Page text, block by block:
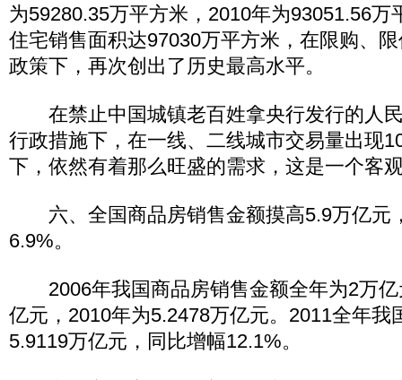
为59280.35万平方米，2010年为93051.56万
住宅销售面积达97030万平方米，在限购、
政策下，再次创出了历史最高水平。
在禁止中国城镇老百姓拿央行发行的人
行政措施下，在一线、二线城市交易量出现
下，依然有着那么旺盛的需求，这是一个客
六、全国商品房销售金额摸高5.9万亿元
6.9%。
2006年我国商品房销售金额全年为2万亿
亿元，2010年为5.2478万亿元。2011全年我
5.9119万亿元，同比增幅12.1%。